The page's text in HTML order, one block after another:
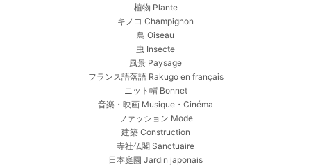
植物 Plante
キノコ Champignon
鳥 Oiseau
虫 Insecte
風景 Paysage
フランス語落語 Rakugo en français
ニット帽 Bonnet
音楽・映画 Musique・Cinéma
ファッション Mode
建築 Construction
寺社仏閣 Sanctuaire
日本庭園 Jardin japonais